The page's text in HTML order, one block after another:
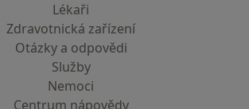
Lékaři
Zdravotnická zařízení
Otázky a odpovědi
Služby
Nemoci
Centrum nápovědy